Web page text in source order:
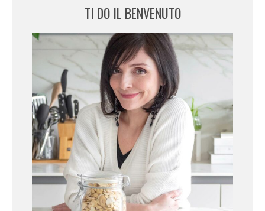
TI DO IL BENVENUTO